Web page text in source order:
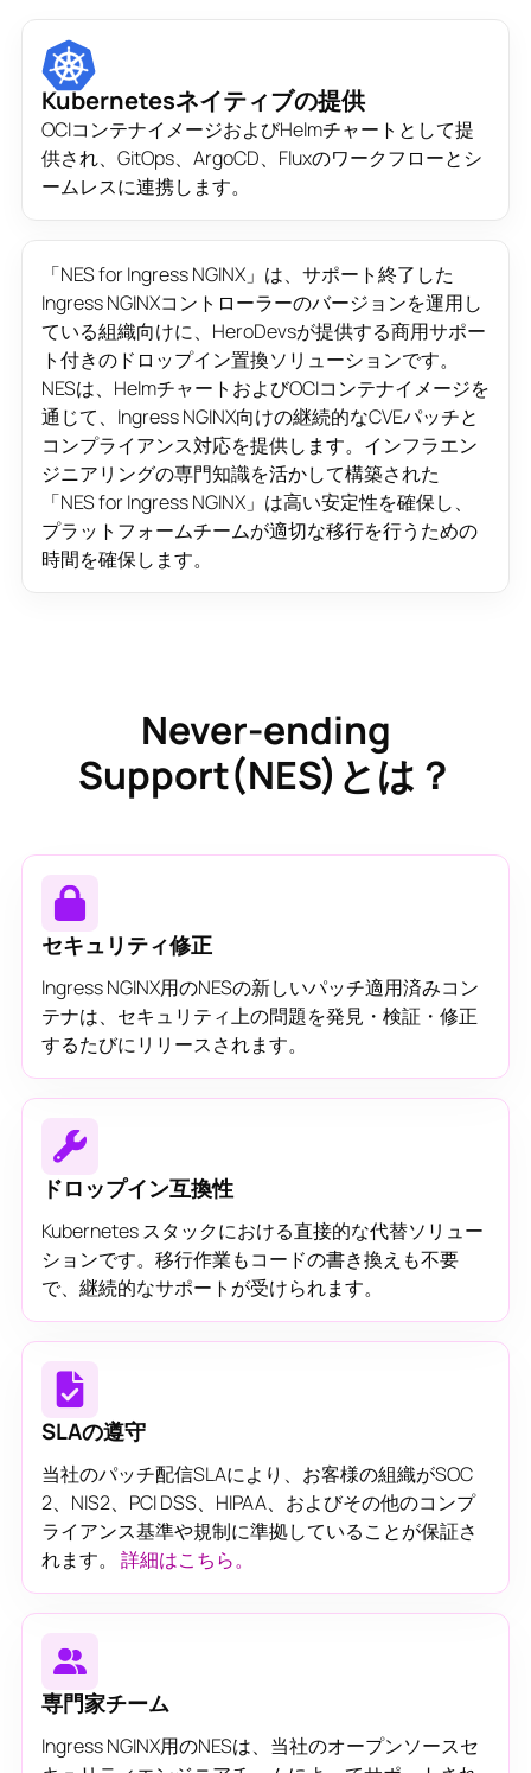
Kubernetesネイティブの提供
OCIコンテナイメージおよびHelmチャートとして提
供され、GitOps、ArgoCD、Fluxのワークフローとシ
ームレスに連携します。
「NES for Ingress NGINX」は、サポート終了した
Ingress NGINXコントローラーのバージョンを運用し
ている組織向けに、HeroDevsが提供する商用サポー
ト付きのドロップイン置換ソリューションです。
NESは、HelmチャートおよびOCIコンテナイメージを
通じて、Ingress NGINX向けの継続的なCVEパッチと
コンプライアンス対応を提供します。インフラエン
ジニアリングの専門知識を活かして構築された
「NES for Ingress NGINX」は高い安定性を確保し、
プラットフォームチームが適切な移行を行うための
時間を確保します。
Never-ending
Support(NES)とは？
セキュリティ修正
Ingress NGINX用のNESの新しいパッチ適用済みコン
テナは、セキュリティ上の問題を発見・検証・修正
するたびにリリースされます。
ドロップイン互換性
Kubernetes スタックにおける直接的な代替ソリュー
ションです。移行作業もコードの書き換えも不要
で、継続的なサポートが受けられます。
SLAの遵守
当社のパッチ配信SLAにより、お客様の組織がSOC
2、NIS2、PCI DSS、HIPAA、およびその他のコンプ
ライアンス基準や規制に準拠していることが保証さ
れます。 詳細はこちら。
専門家チーム
Ingress NGINX用のNESは、当社のオープンソースセ